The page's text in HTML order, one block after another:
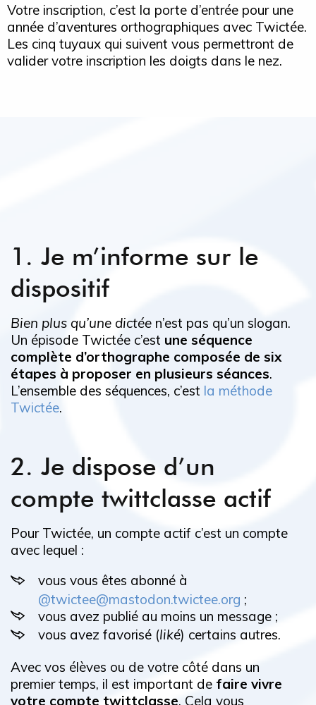
Votre inscription, c’est la porte d’entrée pour une
année d’aventures orthographiques avec Twictée.
Les cinq tuyaux qui suivent vous permettront de
valider votre inscription les doigts dans le nez.
1. Je m’informe sur le
dispositif
Bien plus qu’une dictée n’est pas qu’un slogan.
Un épisode Twictée c’est une séquence
complète d’orthographe composée de six
étapes à proposer en plusieurs séances.
L’ensemble des séquences, c’est la méthode
Twictée.
2. Je dispose d’un
compte twittclasse actif
Pour Twictée, un compte actif c’est un compte
avec lequel :
vous vous êtes abonné à
@twictee@mastodon.twictee.org ;
vous avez publié au moins un message ;
vous avez favorisé (liké) certains autres.
Avec vos élèves ou de votre côté dans un
premier temps, il est important de faire vivre
votre compte twittclasse. Cela vous